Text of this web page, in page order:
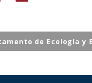
de Ecología y